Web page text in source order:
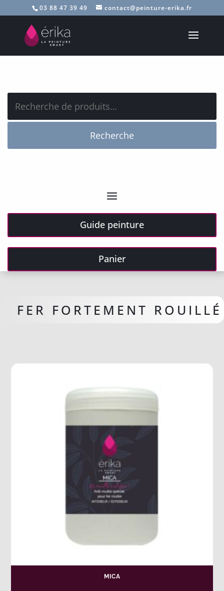
03 88 47 39 49 contact@peinture-erika.fr
pour :
Recherche
Guide peinture
Panier
FER FORTEMENT ROUILLÉ
MICA